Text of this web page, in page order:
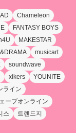
Chameleon
FANTASY BOYS
MAKESTAR
musicart
soundwave
xikers
YOUNITE
ライン
ーブオンライン
스
트렌드지